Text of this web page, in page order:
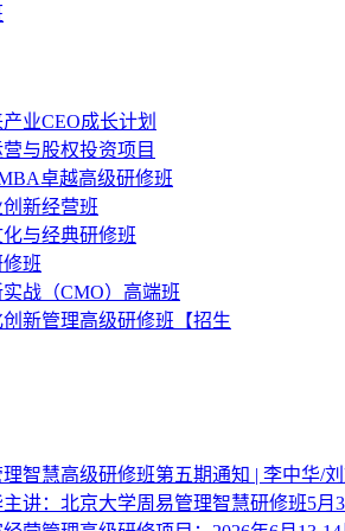
业CEO成长计划
与股权投资项目
卓越高级研修班
新经营班
与经典研修班
班
战（CMO）高端班
新管理高级研修班【招生
智慧高级研修班第五期通知 | 李中华/
讲：北京大学周易管理智慧研修班5月